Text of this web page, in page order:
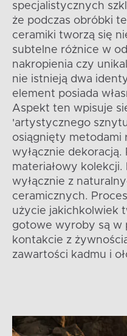
specjalistycznych
że podczas obróbki
ceramiki tworzą się
subtelne różnice w
nakropienia czy
nie istnieją dwa
element posiada
Aspekt ten wpisuje
'artystycznego
osiągnięty metodami
wyłącznie dekoracją.
materiałowy kolekcji.
wyłącznie z
ceramicznych.
użycie jakichkolwiek
gotowe wyroby są w
kontakcie z
zawartości kadmu i